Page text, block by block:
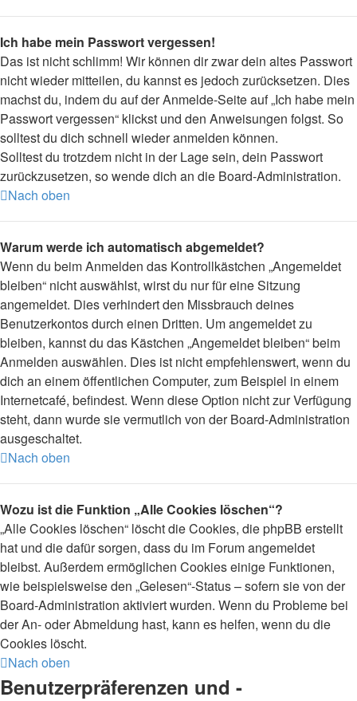
Ich habe mein Passwort vergessen!
Das ist nicht schlimm! Wir können dir zwar dein altes Passwort
nicht wieder mitteilen, du kannst es jedoch zurücksetzen. Dies
machst du, indem du auf der Anmelde-Seite auf „Ich habe mein
Passwort vergessen“ klickst und den Anweisungen folgst. So
solltest du dich schnell wieder anmelden können.
Solltest du trotzdem nicht in der Lage sein, dein Passwort
zurückzusetzen, so wende dich an die Board-Administration.
Nach oben
Warum werde ich automatisch abgemeldet?
Wenn du beim Anmelden das Kontrollkästchen „Angemeldet
bleiben“ nicht auswählst, wirst du nur für eine Sitzung
angemeldet. Dies verhindert den Missbrauch deines
Benutzerkontos durch einen Dritten. Um angemeldet zu
bleiben, kannst du das Kästchen „Angemeldet bleiben“ beim
Anmelden auswählen. Dies ist nicht empfehlenswert, wenn du
dich an einem öffentlichen Computer, zum Beispiel in einem
Internetcafé, befindest. Wenn diese Option nicht zur Verfügung
steht, dann wurde sie vermutlich von der Board-Administration
ausgeschaltet.
Nach oben
Wozu ist die Funktion „Alle Cookies löschen“?
„Alle Cookies löschen“ löscht die Cookies, die phpBB erstellt
hat und die dafür sorgen, dass du im Forum angemeldet
bleibst. Außerdem ermöglichen Cookies einige Funktionen,
wie beispielsweise den „Gelesen“-Status – sofern sie von der
Board-Administration aktiviert wurden. Wenn du Probleme bei
der An- oder Abmeldung hast, kann es helfen, wenn du die
Cookies löscht.
Nach oben
Benutzerpräferenzen und -